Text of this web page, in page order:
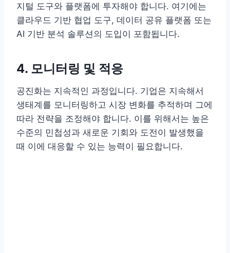
지털 도구와 플랫폼에 투자해야 합니다. 여기에는
클라우드 기반 협업 도구, 데이터 공유 플랫폼 또는
AI 기반 분석 솔루션의 도입이 포함됩니다.
4. 모니터링 및 적응
공진화는 지속적인 과정입니다. 기업은 지속해서
생태계를 모니터링하고 시장 변화를 추적하며 그에
따라 전략을 조정해야 합니다. 이를 위해서는 높은
수준의 민첩성과 새로운 기회와 도전이 발생했을
때 이에 대응할 수 있는 능력이 필요합니다.